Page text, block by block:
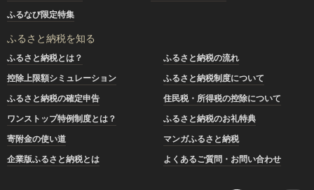
ふるなび限定特集
ふるさと納税を知る
ふるさと納税とは？
ふるさと納税の流れ
控除上限額シミュレーション
ふるさと納税制度について
ふるさと納税の確定申告
住民税・所得税の控除について
ワンストップ特例制度とは？
ふるさと納税のお礼特典
寄附金の使い道
マンガふるさと納税
企業版ふるさと納税とは
よくあるご質問・お問い合わせ